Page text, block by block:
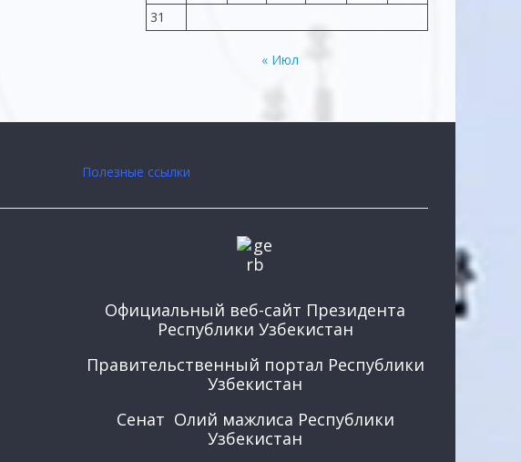
31
« Июл
Полезные ссылки
Официальный веб-сайт Президента
Республики Узбекистан
Правительственный портал Республики
Узбекистан
Сенат Олий мажлиса Республики
Узбекистан